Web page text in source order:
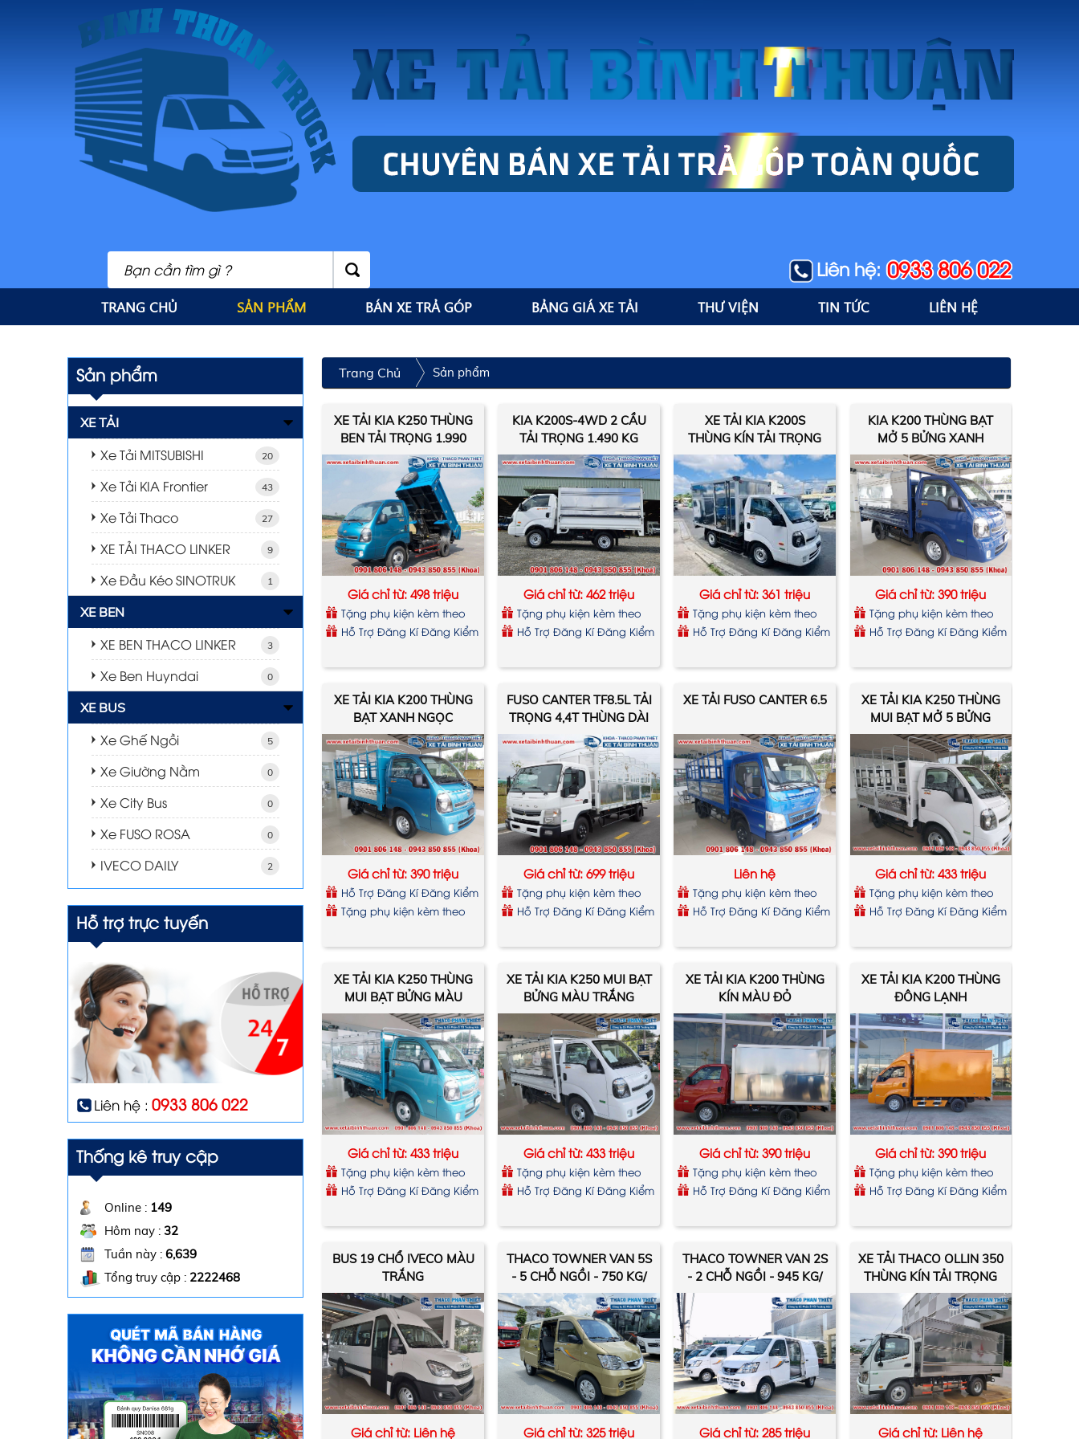
Liên hệ: 0933 806 022
TRANG CHỦ SẢN PHẨM BÁN XE TRẢ GÓP BẢNG GIÁ XE TẢI THƯ VIỆN TIN TỨC LIÊN HỆ
Sản phẩm
XE TẢI
Xe Tải MITSUBISHI 20
Xe Tải KIA Frontier 43
Xe Tải Thaco 27
XE TẢI THACO LINKER 9
Xe Đầu Kéo SINOTRUK 1
XE BEN
XE BEN THACO LINKER 3
Xe Ben Huyndai 0
XE BUS
Xe Ghế Ngồi 5
Xe Giường Nằm 0
Xe City Bus 0
Xe FUSO ROSA 0
IVECO DAILY 2
Hỗ trợ trực tuyến
Liên hệ : 0933 806 022
Thống kê truy cập
Online : 149
Hôm nay : 32
Tuần này : 6,639
Tổng truy cập : 2222468
Trang Chủ Sản phẩm
XE TẢI KIA K250 THÙNG
BEN TẢI TRỌNG 1.990
KG
Giá chỉ từ: 498 triệu
Tặng phụ kiện kèm theo
xe
Hỗ Trợ Đăng Kí Đăng Kiểm
KIA K200S-4WD 2 CẦU
TẢI TRỌNG 1.490 KG
Giá chỉ từ: 462 triệu
Tặng phụ kiện kèm theo
xe
Hỗ Trợ Đăng Kí Đăng Kiểm
XE TẢI KIA K200S
THÙNG KÍN TẢI TRỌNG
1.490 KG
Giá chỉ từ: 361 triệu
Tặng phụ kiện kèm theo
xe
Hỗ Trợ Đăng Kí Đăng Kiểm
KIA K200 THÙNG BẠT
MỞ 5 BỬNG XANH
DƯƠNG
Giá chỉ từ: 390 triệu
Tặng phụ kiện kèm theo
xe
Hỗ Trợ Đăng Kí Đăng Kiểm
XE TẢI KIA K200 THÙNG
BẠT XANH NGỌC
Giá chỉ từ: 390 triệu
Hỗ Trợ Đăng Kí Đăng Kiểm
Tặng phụ kiện kèm theo
FUSO CANTER TF8.5L TẢI
TRỌNG 4,4T THÙNG DÀI
6,2M
Giá chỉ từ: 699 triệu
Tặng phụ kiện kèm theo
xe
Hỗ Trợ Đăng Kí Đăng Kiểm
XE TẢI FUSO CANTER 6.5
Liên hệ
Tặng phụ kiện kèm theo
xe
Hỗ Trợ Đăng Kí Đăng Kiểm
XE TẢI KIA K250 THÙNG
MUI BẠT MỞ 5 BỬNG
MÀU TRẮNG
Giá chỉ từ: 433 triệu
Tặng phụ kiện kèm theo
xe
Hỗ Trợ Đăng Kí Đăng Kiểm
XE TẢI KIA K250 THÙNG
MUI BẠT BỬNG MÀU
XANH
Giá chỉ từ: 433 triệu
Tặng phụ kiện kèm theo
xe
Hỗ Trợ Đăng Kí Đăng Kiểm
XE TẢI KIA K250 MUI BẠT
BỬNG MÀU TRẮNG
Giá chỉ từ: 433 triệu
Tặng phụ kiện kèm theo
xe
Hỗ Trợ Đăng Kí Đăng Kiểm
XE TẢI KIA K200 THÙNG
KÍN MÀU ĐỎ
Giá chỉ từ: 390 triệu
Tặng phụ kiện kèm theo
xe
Hỗ Trợ Đăng Kí Đăng Kiểm
XE TẢI KIA K200 THÙNG
ĐÔNG LẠNH
Giá chỉ từ: 390 triệu
Tặng phụ kiện kèm theo
xe
Hỗ Trợ Đăng Kí Đăng Kiểm
BUS 19 CHỔ IVECO MÀU
TRẮNG
Giá chỉ từ: Liên hệ
THACO TOWNER VAN 5S
- 5 CHỖ NGỒI - 750 KG/
490 KG
Giá chỉ từ: 325 triệu
THACO TOWNER VAN 2S
- 2 CHỖ NGỒI - 945 KG/
490 KG
Giá chỉ từ: 285 triệu
XE TẢI THACO OLLIN 350
THÙNG KÍN TẢI TRỌNG
2.15 TẤN EURO 4
Giá chỉ từ: Liên hệ